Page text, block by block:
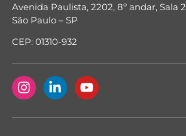
Avenida Paulista, 2202, 8º andar, Sala 2
São Paulo – SP
CEP: 01310-932